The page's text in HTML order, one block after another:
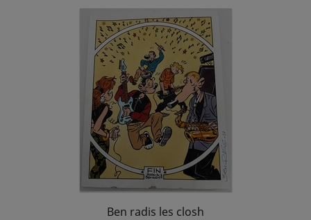
Ben radis les closh